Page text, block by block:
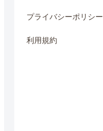
プライバシーポリシー
利用規約